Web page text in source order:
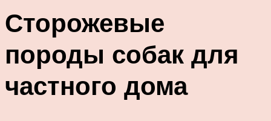
Сторожевые
породы собак для
частного дома